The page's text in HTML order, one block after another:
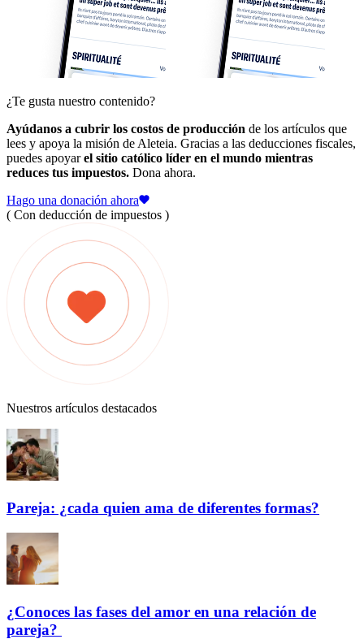
¿Te gusta nuestro contenido?
Ayúdanos a cubrir los costos de producción de los artículos que
lees y apoya la misión de Aleteia. Gracias a las deducciones fiscales,
puedes apoyarel sitio católico líder en el mundo mientras
reduces tus impuestos. Dona ahora.
Hago una donación ahora
( Con deducción de impuestos )
Nuestros artículos destacados
Pareja: ¿cada quien ama de diferentes formas?
¿Conoces las fases del amor en una relación de
pareja?